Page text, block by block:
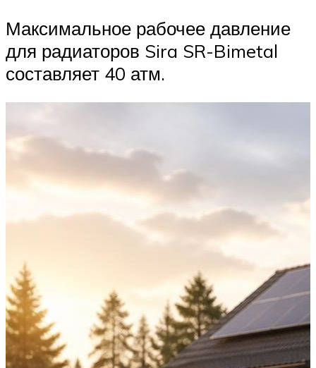
Максимальное рабочее давление
для радиаторов Sira SR-Bimetal
составляет 40 атм.